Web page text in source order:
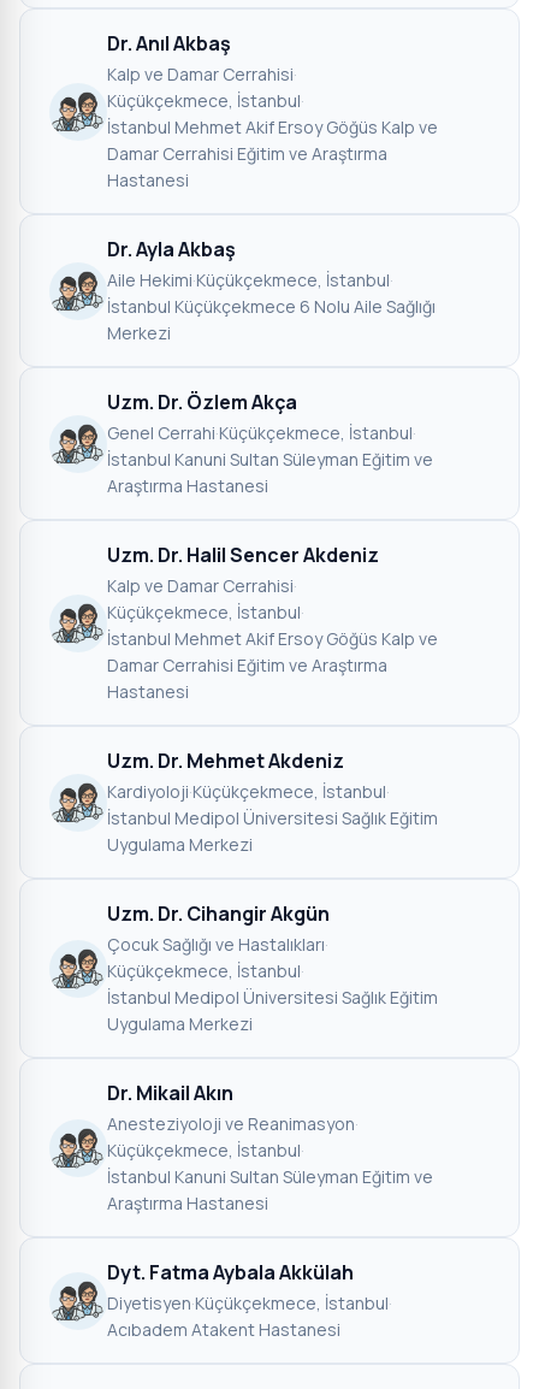
Dr. Anıl Akbaş
Kalp ve Damar Cerrahisi·
Küçükçekmece, İstanbul·
İstanbul Mehmet Akif Ersoy Göğüs Kalp ve
Damar Cerrahisi Eğitim ve Araştırma
Hastanesi
Dr. Ayla Akbaş
Aile Hekimi·Küçükçekmece, İstanbul·
İstanbul Küçükçekmece 6 Nolu Aile Sağlığı
Merkezi
Uzm. Dr. Özlem Akça
Genel Cerrahi·Küçükçekmece, İstanbul·
İstanbul Kanuni Sultan Süleyman Eğitim ve
Araştırma Hastanesi
Uzm. Dr. Halil Sencer Akdeniz
Kalp ve Damar Cerrahisi·
Küçükçekmece, İstanbul·
İstanbul Mehmet Akif Ersoy Göğüs Kalp ve
Damar Cerrahisi Eğitim ve Araştırma
Hastanesi
Uzm. Dr. Mehmet Akdeniz
Kardiyoloji·Küçükçekmece, İstanbul·
İstanbul Medipol Üniversitesi Sağlık Eğitim
Uygulama Merkezi
Uzm. Dr. Cihangir Akgün
Çocuk Sağlığı ve Hastalıkları·
Küçükçekmece, İstanbul·
İstanbul Medipol Üniversitesi Sağlık Eğitim
Uygulama Merkezi
Dr. Mikail Akın
Anesteziyoloji ve Reanimasyon·
Küçükçekmece, İstanbul·
İstanbul Kanuni Sultan Süleyman Eğitim ve
Araştırma Hastanesi
Dyt. Fatma Aybala Akkülah
Diyetisyen·Küçükçekmece, İstanbul·
Acıbadem Atakent Hastanesi